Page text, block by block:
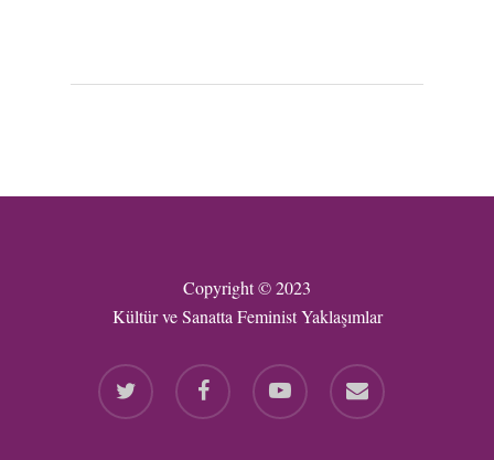
Copyright © 2023
Kültür ve Sanatta Feminist Yaklaşımlar
twitter facebook youtube email